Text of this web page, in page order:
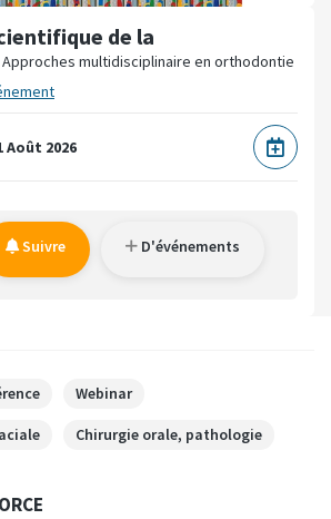
de la
Approches multidisciplinaire en orthodontie
Août 2026
Suivre D'événements
Webinar
Chirurgie orale, pathologie